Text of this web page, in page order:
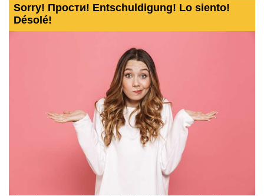
Sorry! Прости! Entschuldigung! Lo siento!
Désolé!